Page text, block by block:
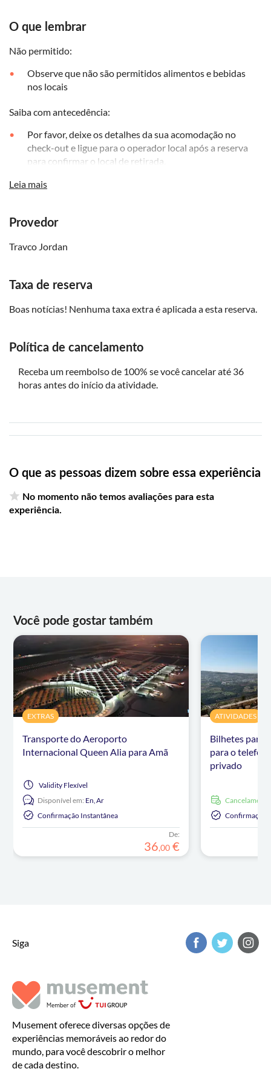
O que lembrar
Não permitido:
Observe que não são permitidos alimentos e bebidas
nos locais
Saiba com antecedência:
Por favor, deixe os detalhes da sua acomodação no
check-out e ligue para o operador local após a reserva
para confirmar o local de retirada.
A ordem das visitas pode variar
Leia mais
Provedor
Travco Jordan
Taxa de reserva
Boas notícias! Nenhuma taxa extra é aplicada a esta reserva.
Política de cancelamento
Receba um reembolso de 100% se você cancelar até 36
horas antes do início da atividade.
O que as pessoas dizem sobre essa experiência
No momento não temos avaliações para esta
experiência.
Você pode gostar também
EXTRAS
Transporte do Aeroporto
Internacional Queen Alia para Amã
Validity Flexível
Disponível em: En,Ar
Confirmação Instantânea
De:
36,00 €
ATIVIDADES
Bilhetes para
para o
privado
Confirmação
Siga
Musement oferece diversas opções de
experiências memoráveis ao redor do
mundo, para você descobrir o melhor
de cada destino.